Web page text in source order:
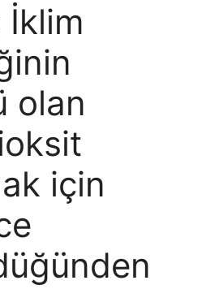
İklim
olan
için